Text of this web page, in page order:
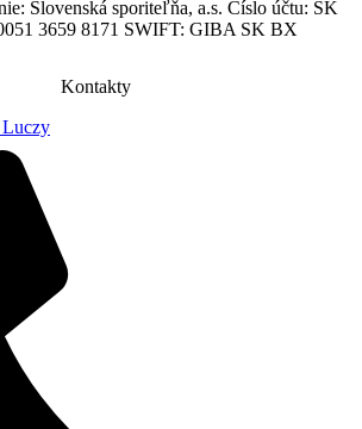
Slovenská sporiteľňa, a.s. Číslo účtu: SK
3659 8171 SWIFT: GIBA SK BX
Kontakty
Luczy